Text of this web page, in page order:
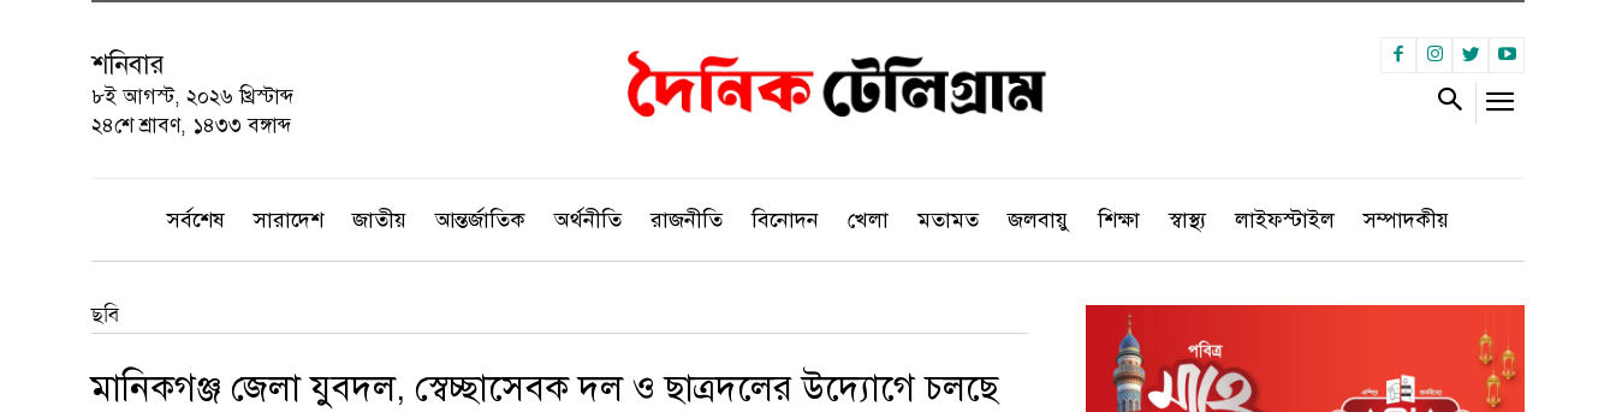
শনিবার
৮ই আগস্ট, ২০২৬ খ্রিস্টাব্দ
২৪শে শ্রাবণ, ১৪৩৩ বঙ্গাব্দ
সর্বশেষ সারাদেশ জাতীয় আন্তর্জাতিক অর্থনীতি রাজনীতি বিনোদন খেলা মতামত জলবায়ু শিক্ষা স্বাস্থ্য লাইফস্টাইল সম্পাদকীয়
ছবি
মানিকগঞ্জ জেলা যুবদল, স্বেচ্ছাসেবক দল ও ছাত্রদলের উদ্যোগে চলছে